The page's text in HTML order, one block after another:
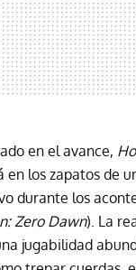
en el avance,
en los zapatos de
durante los
Zero Dawn). La
jugabilidad